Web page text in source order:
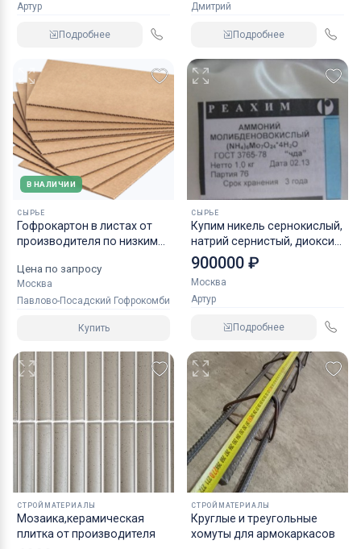
Артур
Подробнее
Дмитрий
Подробнее
В НАЛИЧИИ
СЫРЬЕ
Гофрокартон в листах от
производителя по низким
Цена по запросу
Москва
Павлово-Посадский Гофрокомбинат
Купить
СЫРЬЕ
Купим никель сернокислый,
натрий сернистый, диоксид
титана и прочую химию
900000 ₽
Москва
Артур
Подробнее
СТРОЙМАТЕРИАЛЫ
Мозаика,керамическая
плитка от производителя
СТРОЙМАТЕРИАЛЫ
Круглые и треугольные
хомуты для армокаркасов